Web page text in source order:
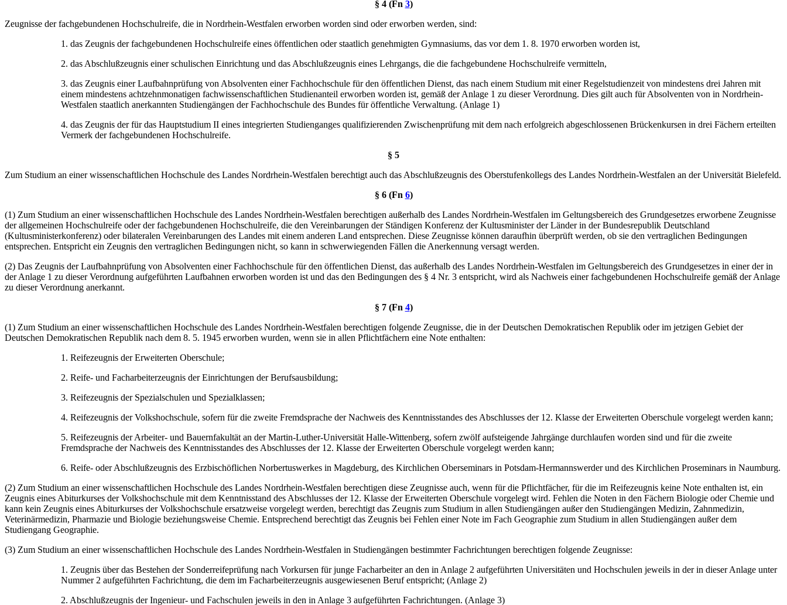
§ 4 (Fn 3)
Zeugnisse der fachgebundenen Hochschulreife, die in Nordrhein-Westfalen erworben worden sind oder erworben werden, sind:
1. das Zeugnis der fachgebundenen Hochschulreife eines öffentlichen oder staatlich genehmigten Gymnasiums, das vor dem 1. 8. 1970 erworben worden ist,
2. das Abschlußzeugnis einer schulischen Einrichtung und das Abschlußzeugnis eines Lehrgangs, die die fachgebundene Hochschulreife vermitteln,
3. das Zeugnis einer Laufbahnprüfung von Absolventen einer Fachhochschule für den öffentlichen Dienst, das nach einem Studium mit einer Regelstudienzeit von mindestens drei Jahren mit
einem mindestens achtzehnmonatigen fachwissenschaftlichen Studienanteil erworben worden ist, gemäß der Anlage 1 zu dieser Verordnung. Dies gilt auch für Absolventen von in Nordrhein-
Westfalen staatlich anerkannten Studiengängen der Fachhochschule des Bundes für öffentliche Verwaltung. (Anlage 1)
4. das Zeugnis der für das Hauptstudium II eines integrierten Studienganges qualifizierenden Zwischenprüfung mit dem nach erfolgreich abgeschlossenen Brückenkursen in drei Fächern erteilten
Vermerk der fachgebundenen Hochschulreife.
§ 5
Zum Studium an einer wissenschaftlichen Hochschule des Landes Nordrhein-Westfalen berechtigt auch das Abschlußzeugnis des Oberstufenkollegs des Landes Nordrhein-Westfalen an der Universität Bielefeld.
§ 6 (Fn 6)
(1) Zum Studium an einer wissenschaftlichen Hochschule des Landes Nordrhein-Westfalen berechtigen außerhalb des Landes Nordrhein-Westfalen im Geltungsbereich des Grundgesetzes erworbene Zeugnisse
der allgemeinen Hochschulreife oder der fachgebundenen Hochschulreife, die den Vereinbarungen der Ständigen Konferenz der Kultusminister der Länder in der Bundesrepublik Deutschland
(Kultusministerkonferenz) oder bilateralen Vereinbarungen des Landes mit einem anderen Land entsprechen. Diese Zeugnisse können daraufhin überprüft werden, ob sie den vertraglichen Bedingungen
entsprechen. Entspricht ein Zeugnis den vertraglichen Bedingungen nicht, so kann in schwerwiegenden Fällen die Anerkennung versagt werden.
(2) Das Zeugnis der Laufbahnprüfung von Absolventen einer Fachhochschule für den öffentlichen Dienst, das außerhalb des Landes Nordrhein-Westfalen im Geltungsbereich des Grundgesetzes in einer der in
der Anlage 1 zu dieser Verordnung aufgeführten Laufbahnen erworben worden ist und das den Bedingungen des § 4 Nr. 3 entspricht, wird als Nachweis einer fachgebundenen Hochschulreife gemäß der Anlage
zu dieser Verordnung anerkannt.
§ 7 (Fn 4)
(1) Zum Studium an einer wissenschaftlichen Hochschule des Landes Nordrhein-Westfalen berechtigen folgende Zeugnisse, die in der Deutschen Demokratischen Republik oder im jetzigen Gebiet der
Deutschen Demokratischen Republik nach dem 8. 5. 1945 erworben wurden, wenn sie in allen Pflichtfächern eine Note enthalten:
1. Reifezeugnis der Erweiterten Oberschule;
2. Reife- und Facharbeiterzeugnis der Einrichtungen der Berufsausbildung;
3. Reifezeugnis der Spezialschulen und Spezialklassen;
4. Reifezeugnis der Volkshochschule, sofern für die zweite Fremdsprache der Nachweis des Kenntnisstandes des Abschlusses der 12. Klasse der Erweiterten Oberschule vorgelegt werden kann;
5. Reifezeugnis der Arbeiter- und Bauernfakultät an der Martin-Luther-Universität Halle-Wittenberg, sofern zwölf aufsteigende Jahrgänge durchlaufen worden sind und für die zweite
Fremdsprache der Nachweis des Kenntnisstandes des Abschlusses der 12. Klasse der Erweiterten Oberschule vorgelegt werden kann;
6. Reife- oder Abschlußzeugnis des Erzbischöflichen Norbertuswerkes in Magdeburg, des Kirchlichen Oberseminars in Potsdam-Hermannswerder und des Kirchlichen Proseminars in Naumburg.
(2) Zum Studium an einer wissenschaftlichen Hochschule des Landes Nordrhein-Westfalen berechtigen diese Zeugnisse auch, wenn für die Pflichtfächer, für die im Reifezeugnis keine Note enthalten ist, ein
Zeugnis eines Abiturkurses der Volkshochschule mit dem Kenntnisstand des Abschlusses der 12. Klasse der Erweiterten Oberschule vorgelegt wird. Fehlen die Noten in den Fächern Biologie oder Chemie und
kann kein Zeugnis eines Abiturkurses der Volkshochschule ersatzweise vorgelegt werden, berechtigt das Zeugnis zum Studium in allen Studiengängen außer den Studiengängen Medizin, Zahnmedizin,
Veterinärmedizin, Pharmazie und Biologie beziehungsweise Chemie. Entsprechend berechtigt das Zeugnis bei Fehlen einer Note im Fach Geographie zum Studium in allen Studiengängen außer dem
Studiengang Geographie.
(3) Zum Studium an einer wissenschaftlichen Hochschule des Landes Nordrhein-Westfalen in Studiengängen bestimmter Fachrichtungen berechtigen folgende Zeugnisse:
1. Zeugnis über das Bestehen der Sonderreifeprüfung nach Vorkursen für junge Facharbeiter an den in Anlage 2 aufgeführten Universitäten und Hochschulen jeweils in der in dieser Anlage unter
Nummer 2 aufgeführten Fachrichtung, die dem im Facharbeiterzeugnis ausgewiesenen Beruf entspricht; (Anlage 2)
2. Abschlußzeugnis der Ingenieur- und Fachschulen jeweils in den in Anlage 3 aufgeführten Fachrichtungen. (Anlage 3)